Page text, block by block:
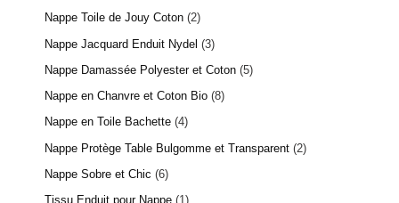
Nappe Toile de Jouy Coton 2
Nappe Jacquard Enduit Nydel 3
Nappe Damassée Polyester et Coton 5
Nappe en Chanvre et Coton Bio 8
Nappe en Toile Bachette 4
Nappe Protège Table Bulgomme et Transparent 2
Nappe Sobre et Chic 6
Tissu Enduit pour Nappe 1